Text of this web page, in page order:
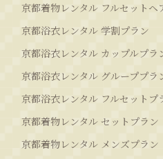
京都着物レンタル フルセットヘ
京都浴衣レンタル 学割プラン
京都浴衣レンタル カップルプラ
京都浴衣レンタル グループプラ
京都浴衣レンタル フルセットプ
京都着物レンタル セットプラン
京都着物レンタル メンズプラン